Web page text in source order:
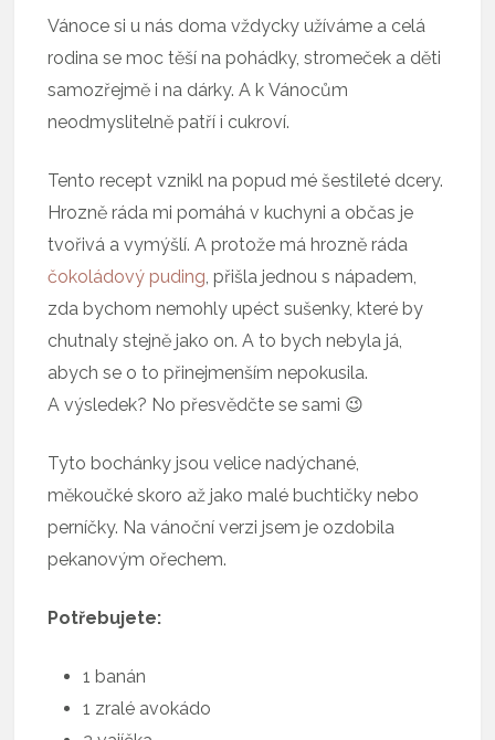
Vánoce si u nás doma vždycky užíváme a celá
rodina se moc těší na pohádky, stromeček a děti
samozřejmě i na dárky. A k Vánocům
neodmyslitelně patří i cukroví.
Tento recept vznikl na popud mé šestileté dcery.
Hrozně ráda mi pomáhá v kuchyni a občas je
tvořivá a vymýšlí. A protože má hrozně ráda
čokoládový puding, přišla jednou s nápadem,
zda bychom nemohly upéct sušenky, které by
chutnaly stejně jako on. A to bych nebyla já,
abych se o to přinejmenším nepokusila.
A výsledek? No přesvědčte se sami 😉
Tyto bochánky jsou velice nadýchané,
měkoučké skoro až jako malé buchtičky nebo
perníčky. Na vánoční verzi jsem je ozdobila
pekanovým ořechem.
Potřebujete:
1 banán
1 zralé avokádo